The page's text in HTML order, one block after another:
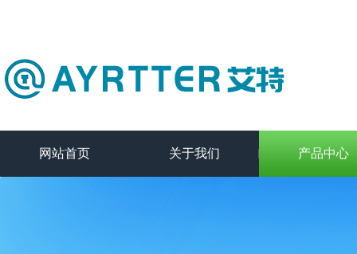
网站首页 关于我们 产品中心